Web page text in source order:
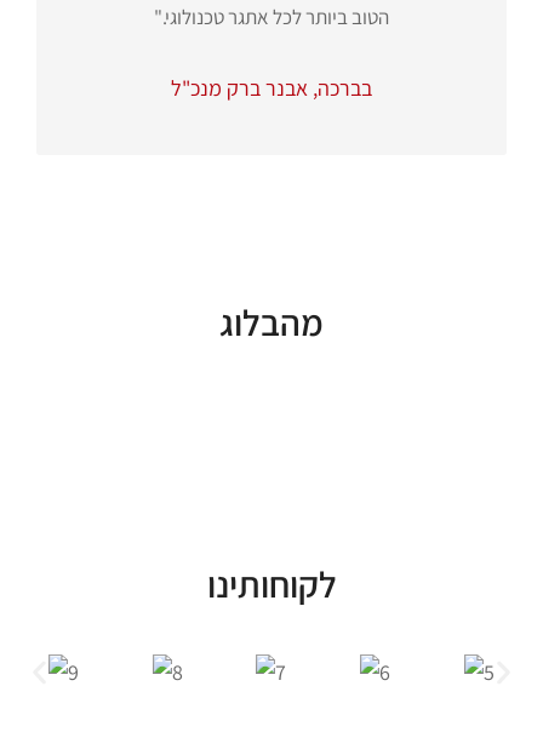
הטוב ביותר לכל אתגר טכנולוגי."
בברכה, אבנר ברק מנכ"ל
מהבלוג
לקוחותינו